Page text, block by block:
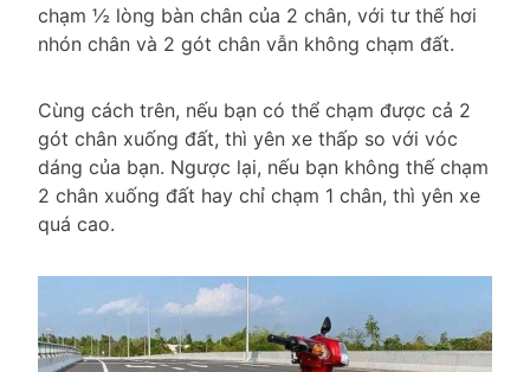
chạm ½ lòng bàn chân của 2 chân, với tư thế hơi
nhón chân và 2 gót chân vẫn không chạm đất.
Cùng cách trên, nếu bạn có thể chạm được cả 2
gót chân xuống đất, thì yên xe thấp so với vóc
dáng của bạn. Ngược lại, nếu bạn không thế chạm
2 chân xuống đất hay chỉ chạm 1 chân, thì yên xe
quá cao.